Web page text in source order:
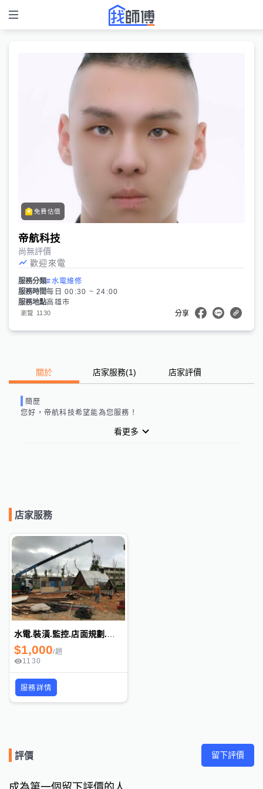
免費估價
帝航科技
尚無評價
歡迎來電
服務分類#水電維修
服務時間每日 00:30 ~ 24:00
服務地點高雄市
瀏覽 1130 分享
關於 店家服務(1) 店家評價
簡歷
您好， 帝航科技希望能為您服務！
看更多
店家服務
水電.裝潢.監控.店面規劃.設計.音響
$1,000/趟
1130
服務詳情
評價 留下評價